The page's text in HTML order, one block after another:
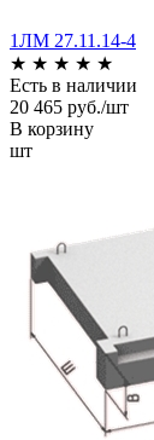
1ЛМ 27.11.14-4
★ ★ ★ ★ ★
Есть в наличии
20 465 руб./шт
В корзину
шт